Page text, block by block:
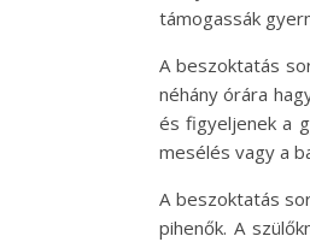
támogassák
A beszoktatás
néhány órára
és figyeljenek a
mesélés vagy a
A beszoktatás
pihenők. A